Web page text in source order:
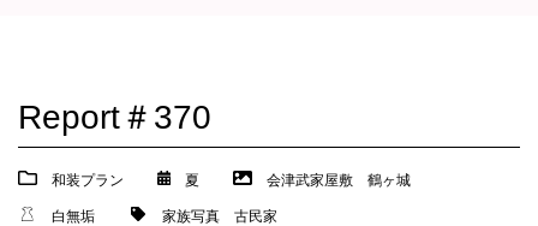
Report＃370
和装プラン 夏 会津武家屋敷 鶴ヶ城
白無垢 家族写真 古民家